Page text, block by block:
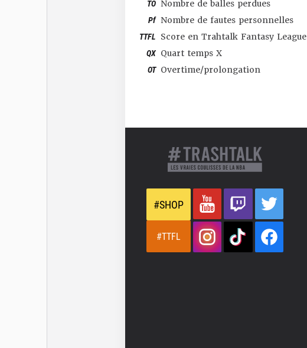
TO Nombre de balles perdues
Pf Nombre de fautes personnelles
TTFL Score en Trahtalk Fantasy League
QX Quart temps X
OT Overtime/prolongation
#SHOP
#TTFL